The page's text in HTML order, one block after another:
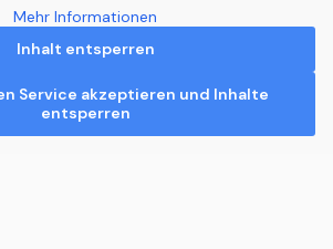
Mehr Informationen
Inhalt entsperren
Service akzeptieren und Inhalte
entsperren